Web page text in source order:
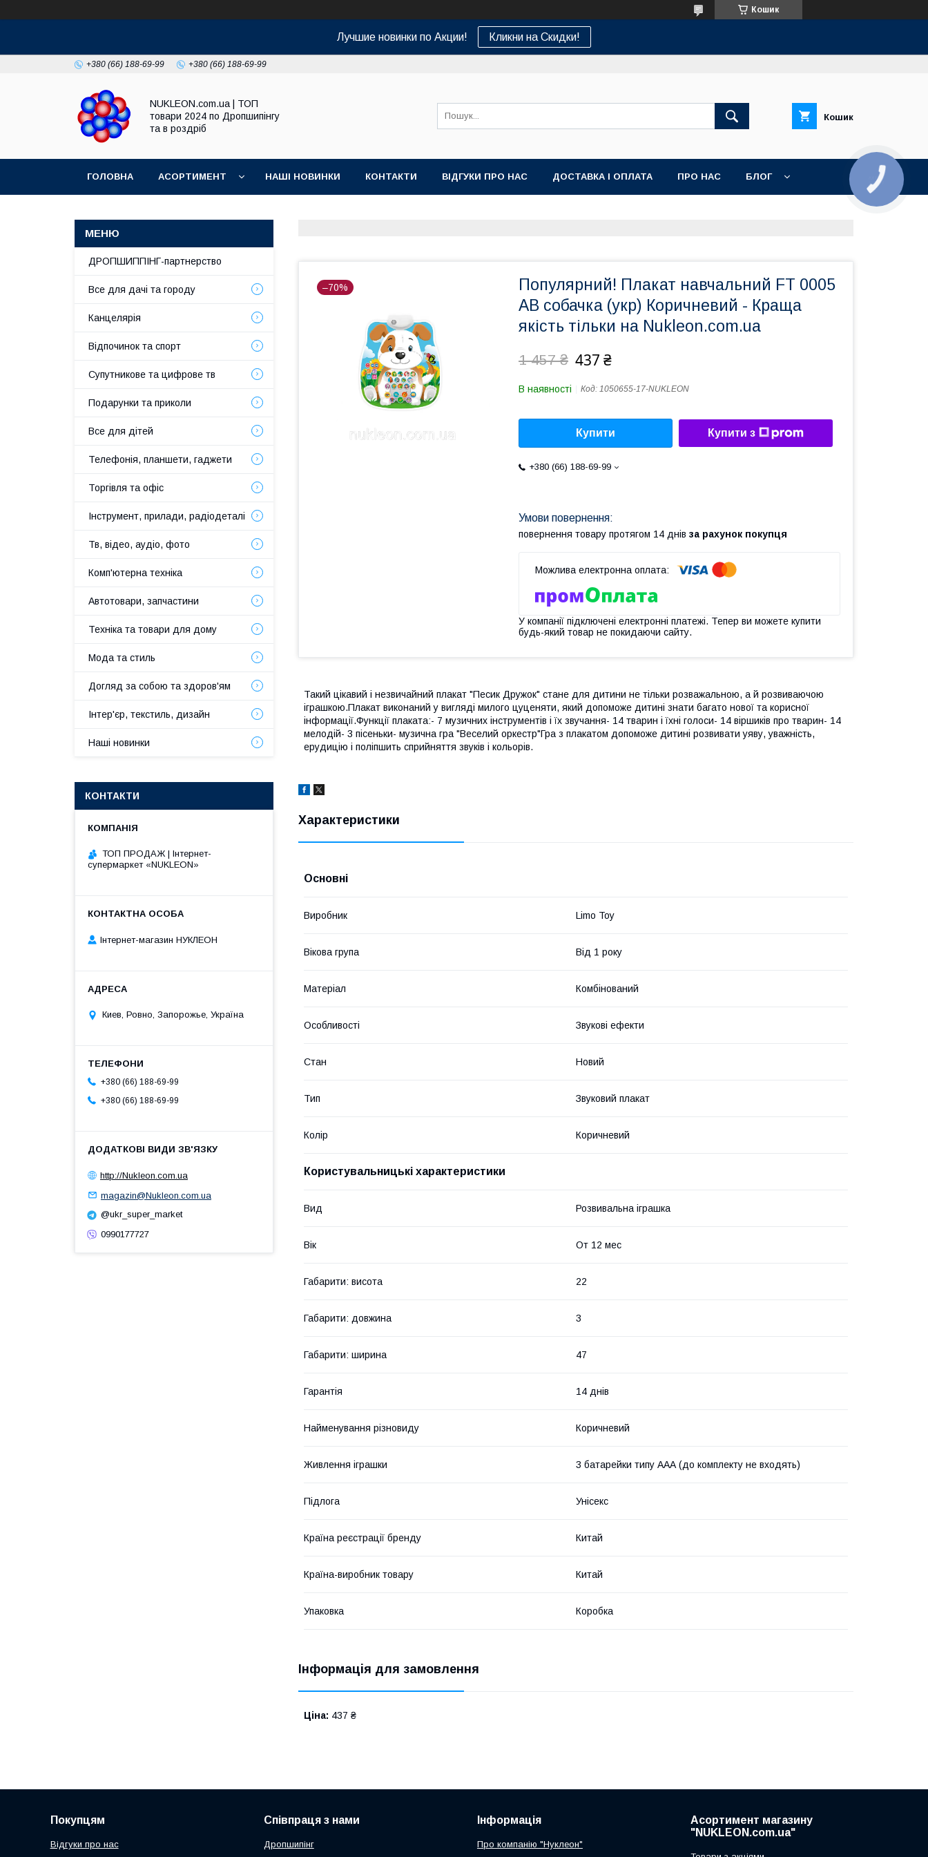
Кошик
Лучшие новинки по Акции! Кликни на Скидки!
+380 (66) 188-69-99 +380 (66) 188-69-99
NUKLEON.com.ua | ТОП
товари 2024 по Дропшипінгу
та в роздріб
Кошик
ГОЛОВНА АСОРТИМЕНТ НАШІ НОВИНКИ КОНТАКТИ ВІДГУКИ ПРО НАС ДОСТАВКА І ОПЛАТА ПРО НАС БЛОГ
–70%
Популярний! Плакат навчальний FT 0005
AB собачка (укр) Коричневий - Краща
якість тільки на Nukleon.com.ua
1 457 ₴ 437 ₴
В наявності Код: 1050655-17-NUKLEON
Купити Купити з
+380 (66) 188-69-99
повернення товару протягом 14 днів за рахунок покупця
У компанії підключені електронні платежі. Тепер ви можете купити
будь-який товар не покидаючи сайту.
Такий цікавий і незвичайний плакат "Песик Дружок" стане для дитини не тільки розважальною, а й розвиваючою
іграшкою.Плакат виконаний у вигляді милого цуценяти, який допоможе дитині знати багато нової та корисної
інформації.Функції плаката:- 7 музичних інструментів і їх звучання- 14 тварин і їхні голоси- 14 віршиків про тварин- 14
мелодій- 3 пісеньки- музична гра "Веселий оркестр"Гра з плакатом допоможе дитині розвивати уяву, уважність,
ерудицію і поліпшить сприйняття звуків і кольорів.
Характеристики
Основні
Виробник Limo Toy
Вікова група Від 1 року
Матеріал Комбінований
Особливості Звукові ефекти
Стан Новий
Тип Звуковий плакат
Колір Коричневий
Користувальницькі характеристики
Вид Розвивальна іграшка
Вік От 12 мес
Габарити: висота 22
Габарити: довжина 3
Габарити: ширина 47
Гарантія 14 днів
Найменування різновиду Коричневий
Живлення іграшки 3 батарейки типу ААА (до комплекту не входять)
Підлога Унісекс
Країна реєстрації бренду Китай
Країна-виробник товару Китай
Упаковка Коробка
Інформація для замовлення
Ціна: 437 ₴
ДРОПШИППІНГ-партнерство
Все для дачі та городу
Канцелярія
Відпочинок та спорт
Супутникове та цифрове тв
Подарунки та приколи
Все для дітей
Телефонія, планшети, гаджети
Торгівля та офіс
Інструмент, прилади, радіодеталі
Тв, відео, аудіо, фото
Комп'ютерна техніка
Автотовари, запчастини
Техніка та товари для дому
Мода та стиль
Догляд за собою та здоров'ям
Інтер'єр, текстиль, дизайн
Наші новинки
КОНТАКТИ
ТОП ПРОДАЖ | Інтернет-
супермаркет «NUKLEON»
Інтернет-магазин НУКЛЕОН
Киев, Ровно, Запорожье, Україна
+380 (66) 188-69-99
+380 (66) 188-69-99
http://Nukleon.com.ua
magazin@Nukleon.com.ua
@ukr_super_market
0990177727
Покупцям
Відгуки про нас
Співпраця з нами
Дропшипінг
Інформація
Про компанію "Нуклеон"
Асортимент магазину
"NUKLEON.com.ua"